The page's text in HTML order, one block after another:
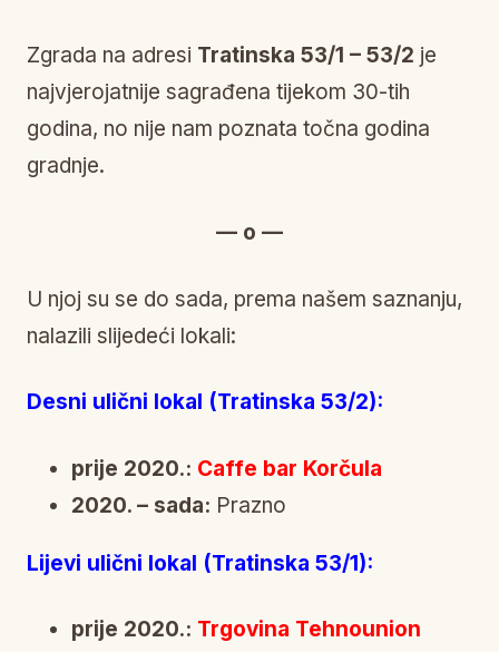
Zgrada na adresi Tratinska 53/1 – 53/2 je
najvjerojatnije sagrađena tijekom 30-tih
godina, no nije nam poznata točna godina
gradnje.
— o —
U njoj su se do sada, prema našem saznanju,
nalazili slijedeći lokali:
Desni ulični lokal (Tratinska 53/2):
prije 2020.: Caffe bar Korčula
2020. – sada: Prazno
Lijevi ulični lokal (Tratinska 53/1):
prije 2020.: Trgovina Tehnounion